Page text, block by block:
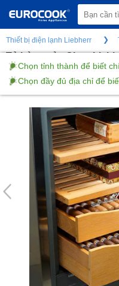
Thiết bị điện lạnh Liebherr
Tủ bảo quản Cigar